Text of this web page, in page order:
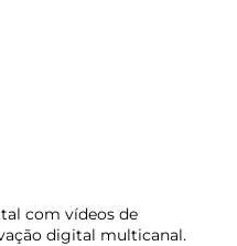
com vídeos de
digital multicanal.